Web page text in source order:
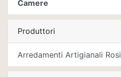
Camere
Produttori
Arredamenti Artigianali Rosi